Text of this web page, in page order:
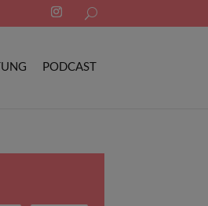
for:
PODCAST